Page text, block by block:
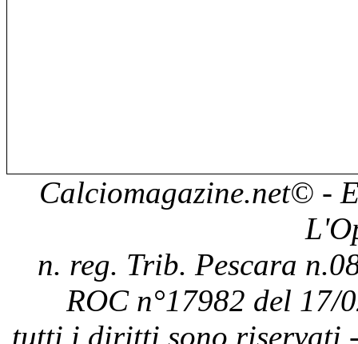
Calciomagazine.net© -
n. reg. Trib. Pescara
ROC n°17982 del 17/
tutti i diritti sono riservati